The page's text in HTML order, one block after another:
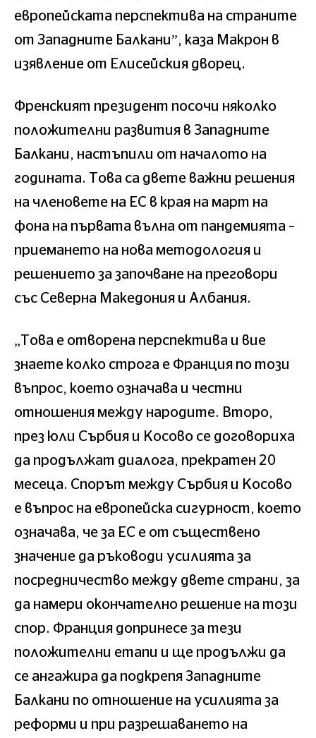
европейската перспектива на страните
от Западните Балкани”, каза Макрон в
изявление от Елисейския дворец.
Френският президент посочи няколко
положителни развития в Западните
Балкани, настъпили от началото на
годината. Това са двете важни решения
на членовете на ЕС в края на март на
фона на първата вълна от пандемията –
приемането на нова методология и
решението за започване на преговори
със Северна Македония и Албания.
„Това е отворена перспектива и вие
знаете колко строга е Франция по този
въпрос, което означава и честни
отношения между народите. Второ,
през юли Сърбия и Косово се договориха
да продължат диалога, прекратен 20
месеца. Спорът между Сърбия и Косово
е въпрос на европейска сигурност, което
означава, че за ЕС е от съществено
значение да ръководи усилията за
посредничество между двете страни, за
да намери окончателно решение на този
спор. Франция допринесе за тези
положителни етапи и ще продължи да
се ангажира да подкрепя Западните
Балкани по отношение на усилията за
реформи и при разрешаването на